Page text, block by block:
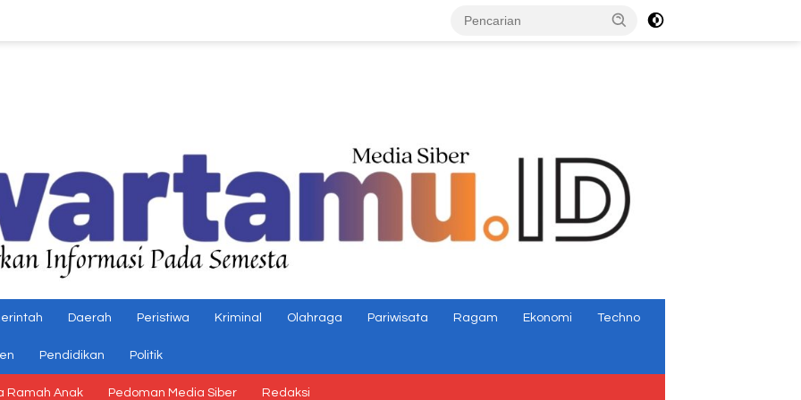
Daerah Peristiwa Kriminal Olahraga Pariwisata Ragam Ekonomi Techno
Pendidikan Politik
Ramah Anak Pedoman Media Siber Redaksi